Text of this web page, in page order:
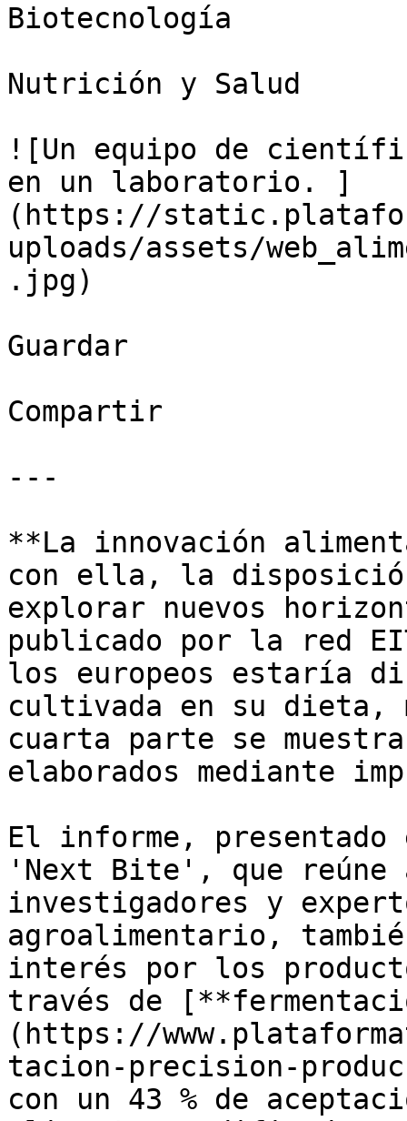
Biotecnología
Nutrición y Salud
![Un equipo de
en un laboratorio. ]
(https://
uploads/assets/
.jpg)
Guardar
Compartir
---
**La innovación
con ella, la
explorar nuevos
publicado por la red
los europeos estaría
cultivada en su dieta,
cuarta parte se
elaborados mediante
El informe, presentado
'Next Bite', que reúne
investigadores y
agroalimentario,
interés por los
través de
(https://
tacion-precision-
con un 43 % de